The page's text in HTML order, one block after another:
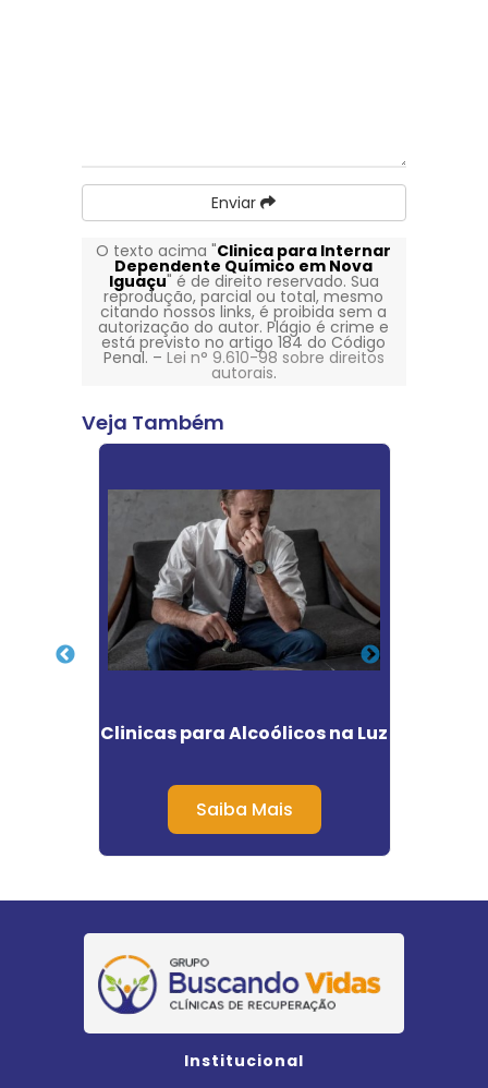
Enviar
O texto acima "Clinica para Internar
Dependente Químico em Nova
Iguaçu" é de direito reservado. Sua
reprodução, parcial ou total, mesmo
citando nossos links, é proibida sem a
autorização do autor. Plágio é crime e
está previsto no artigo 184 do Código
Penal. – Lei n° 9.610-98 sobre direitos
autorais.
Veja Também
Clinicas para Alcoólicos na Luz
Saiba Mais
Institucional